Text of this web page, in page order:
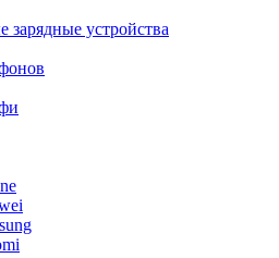
зарядные устройства